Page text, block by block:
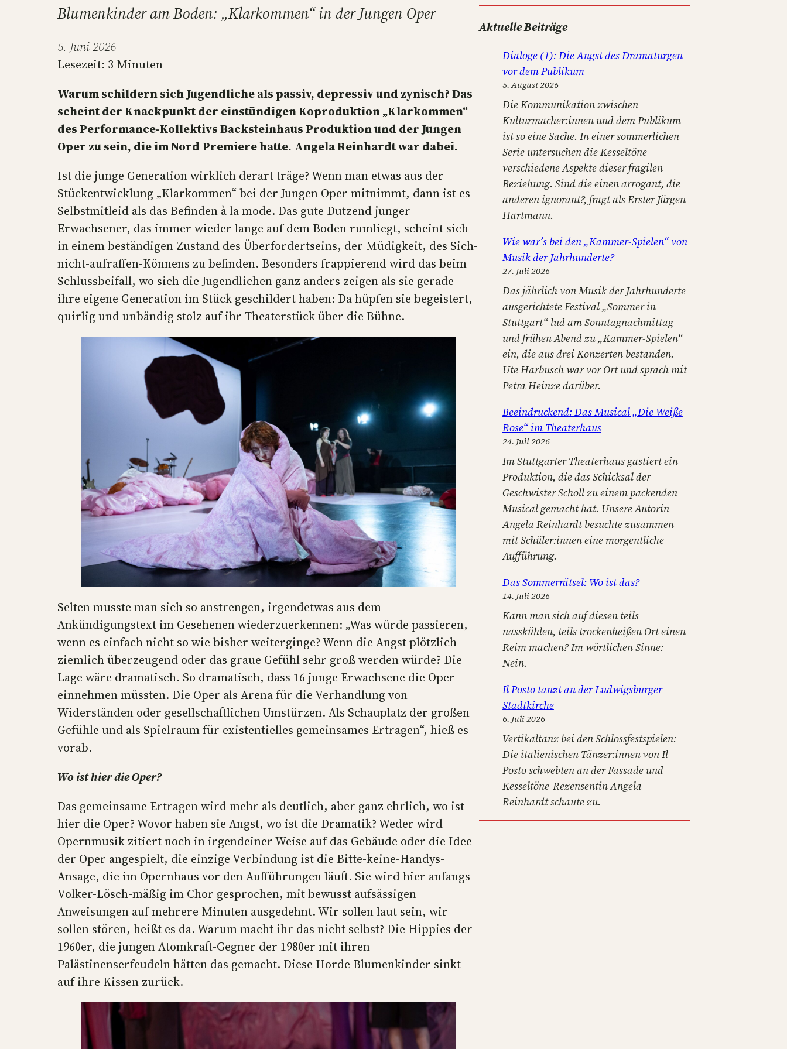
Blumenkinder am Boden: „Klarkommen“ in der Jungen Oper
5. Juni 2026
Lesezeit: 3 Minuten
Warum schildern sich Jugendliche als passiv, depressiv und zynisch? Das
scheint der Knackpunkt der einstündigen Koproduktion „Klarkommen“
des Performance-Kollektivs Backsteinhaus Produktion und der Jungen
Oper zu sein, die im Nord Premiere hatte. Angela Reinhardt war dabei.
Ist die junge Generation wirklich derart träge? Wenn man etwas aus der
Stückentwicklung „Klarkommen“ bei der Jungen Oper mitnimmt, dann ist es
Selbstmitleid als das Befinden à la mode. Das gute Dutzend junger
Erwachsener, das immer wieder lange auf dem Boden rumliegt, scheint sich
in einem beständigen Zustand des Überfordertseins, der Müdigkeit, des Sich-
nicht-aufraffen-Könnens zu befinden. Besonders frappierend wird das beim
Schlussbeifall, wo sich die Jugendlichen ganz anders zeigen als sie gerade
ihre eigene Generation im Stück geschildert haben: Da hüpfen sie begeistert,
quirlig und unbändig stolz auf ihr Theaterstück über die Bühne.
Selten musste man sich so anstrengen, irgendetwas aus dem
Ankündigungstext im Gesehenen wiederzuerkennen: „Was würde passieren,
wenn es einfach nicht so wie bisher weiterginge? Wenn die Angst plötzlich
ziemlich überzeugend oder das graue Gefühl sehr groß werden würde? Die
Lage wäre dramatisch. So dramatisch, dass 16 junge Erwachsene die Oper
einnehmen müssten. Die Oper als Arena für die Verhandlung von
Widerständen oder gesellschaftlichen Umstürzen. Als Schauplatz der großen
Gefühle und als Spielraum für existentielles gemeinsames Ertragen“, hieß es
vorab.
Wo ist hier die Oper?
Das gemeinsame Ertragen wird mehr als deutlich, aber ganz ehrlich, wo ist
hier die Oper? Wovor haben sie Angst, wo ist die Dramatik? Weder wird
Opernmusik zitiert noch in irgendeiner Weise auf das Gebäude oder die Idee
der Oper angespielt, die einzige Verbindung ist die Bitte-keine-Handys-
Ansage, die im Opernhaus vor den Aufführungen läuft. Sie wird hier anfangs
Volker-Lösch-mäßig im Chor gesprochen, mit bewusst aufsässigen
Anweisungen auf mehrere Minuten ausgedehnt. Wir sollen laut sein, wir
sollen stören, heißt es da. Warum macht ihr das nicht selbst? Die Hippies der
1960er, die jungen Atomkraft-Gegner der 1980er mit ihren
Palästinenserfeudeln hätten das gemacht. Diese Horde Blumenkinder sinkt
auf ihre Kissen zurück.
c
Aktuelle Beiträge
Dialoge (1): Die Angst des Dramaturgen
vor dem Publikum
5. August 2026
Die Kommunikation zwischen
Kulturmacher:innen und dem Publikum
ist so eine Sache. In einer sommerlichen
Serie untersuchen die Kesseltöne
verschiedene Aspekte dieser fragilen
Beziehung. Sind die einen arrogant, die
anderen ignorant?, fragt als Erster Jürgen
Hartmann.
Wie war’s bei den „Kammer-Spielen“ von
Musik der Jahrhunderte?
27. Juli 2026
Das jährlich von Musik der Jahrhunderte
ausgerichtete Festival „Sommer in
Stuttgart“ lud am Sonntagnachmittag
und frühen Abend zu „Kammer-Spielen“
ein, die aus drei Konzerten bestanden.
Ute Harbusch war vor Ort und sprach mit
Petra Heinze darüber.
Beeindruckend: Das Musical „Die Weiße
Rose“ im Theaterhaus
24. Juli 2026
Im Stuttgarter Theaterhaus gastiert ein
Produktion, die das Schicksal der
Geschwister Scholl zu einem packenden
Musical gemacht hat. Unsere Autorin
Angela Reinhardt besuchte zusammen
mit Schüler:innen eine morgentliche
Aufführung.
Das Sommerrätsel: Wo ist das?
14. Juli 2026
Kann man sich auf diesen teils
nasskühlen, teils trockenheißen Ort einen
Reim machen? Im wörtlichen Sinne:
Nein.
Il Posto tanzt an der Ludwigsburger
Stadtkirche
6. Juli 2026
Vertikaltanz bei den Schlossfestspielen:
Die italienischen Tänzer:innen von Il
Posto schwebten an der Fassade und
Kesseltöne-Rezensentin Angela
Reinhardt schaute zu.